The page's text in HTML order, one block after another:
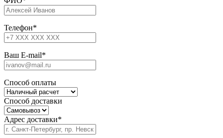
Телефон*
Ваш E-mail*
Способ оплаты
Способ доставки
Адрес доставки*